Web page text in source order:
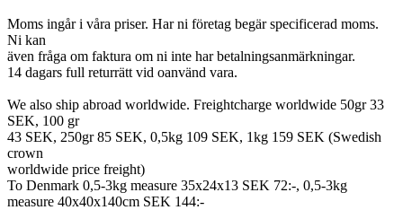
Moms ingår i våra priser. Har ni företag begär specificerad moms.
Ni kan
även fråga om faktura om ni inte har betalningsanmärkningar.
14 dagars full returrätt vid oanvänd vara.
We also ship abroad worldwide. Freightcharge worldwide 50gr 33
SEK, 100 gr
43 SEK, 250gr 85 SEK, 0,5kg 109 SEK, 1kg 159 SEK (Swedish
crown
worldwide price freight)
To Denmark 0,5-3kg measure 35x24x13 SEK 72:-, 0,5-3kg
measure 40x40x140cm SEK 144:-